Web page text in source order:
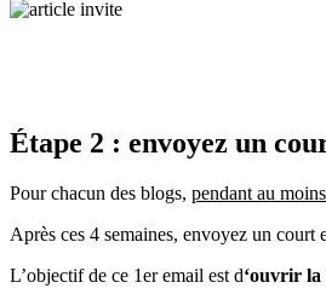
Étape 2 : envoyez un
Pour chacun des blogs, pendant au
Après ces 4 semaines, envoyez un court
L’objectif de ce 1er email est d‘ouvrir la